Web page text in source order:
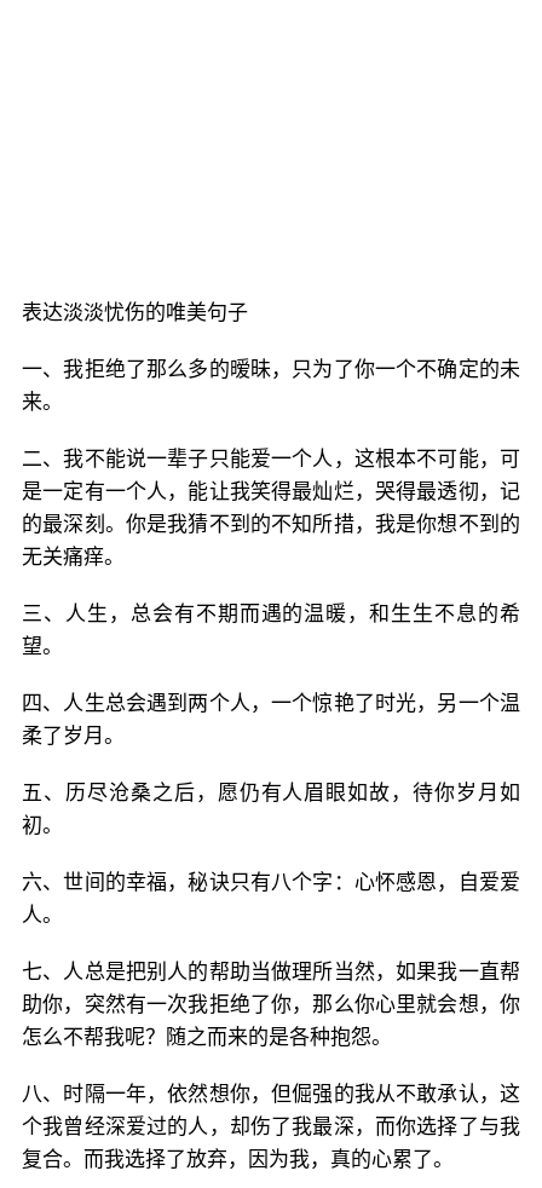
表达淡淡忧伤的唯美句子
一、我拒绝了那么多的暧昧，只为了你一个不确定的未
来。
二、我不能说一辈子只能爱一个人，这根本不可能，可
是一定有一个人，能让我笑得最灿烂，哭得最透彻，记
的最深刻。你是我猜不到的不知所措，我是你想不到的
无关痛痒。
三、人生，总会有不期而遇的温暖，和生生不息的希
望。
四、人生总会遇到两个人，一个惊艳了时光，另一个温
柔了岁月。
五、历尽沧桑之后，愿仍有人眉眼如故，待你岁月如
初。
六、世间的幸福，秘诀只有八个字：心怀感恩，自爱爱
人。
七、人总是把别人的帮助当做理所当然，如果我一直帮
助你，突然有一次我拒绝了你，那么你心里就会想，你
怎么不帮我呢？随之而来的是各种抱怨。
八、时隔一年，依然想你，但倔强的我从不敢承认，这
个我曾经深爱过的人，却伤了我最深，而你选择了与我
复合。而我选择了放弃，因为我，真的心累了。